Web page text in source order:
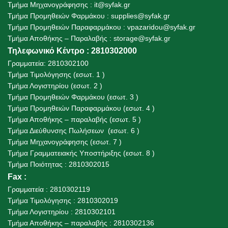
Τμήμα Μηχανογράφησης : it@syfak.gr
Τμήμα Προμηθειών Φαρμάκου : supplies@syfak.gr
Τμήμα Προμηθειών Παραφαρμάκου : vpazaridou@syfak.gr
Τμήμα Αποθήκης – Παραλαβής : storage@syfak.gr
Τηλεφωνικό Κέντρο : 2810302000
Γραμματεία: 2810302100
Τμήμα Τιμολόγησης (εσωτ. 1 )
Τμήμα Λογιστηρίου (εσωτ. 2 )
Τμήμα Προμηθειών Φαρμάκου (εσωτ. 3 )
Τμήμα Προμηθειών Παραφαρμάκου (εσωτ. 4 )
Τμήμα Αποθήκης – παραλαβής (εσωτ. 5 )
Τμήμα Διεύθυνσης Πωλήσεων (εσωτ. 6 )
Τμήμα Μηχανογράφησης (εσωτ. 7 )
Τμήμα Γραμματειακής Υποστήριξης (εσωτ. 8 )
Τμήμα Ποιότητας : 2810302015
Fax :
Γραμματεία : 2810302119
Τμήμα Τιμολόγησης : 2810302019
Τμήμα Λογιστηρίου : 2810302101
Τμήμα Αποθήκης – παραλαβής : 2810302136